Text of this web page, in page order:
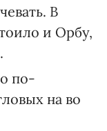
В
и Орбу,
по-
на во